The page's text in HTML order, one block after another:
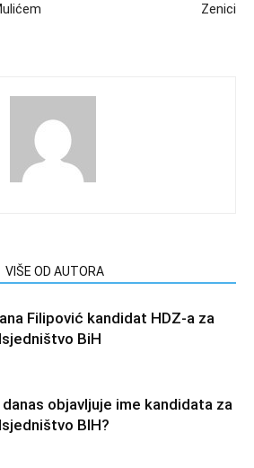
Zenici
VIŠE OD AUTORA
Filipović kandidat HDZ-a za
BiH
danas objavljuje ime kandidata za
BIH?